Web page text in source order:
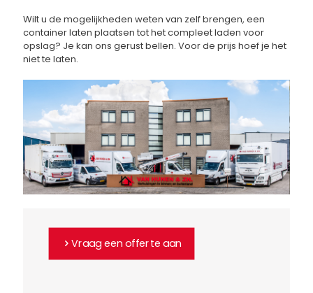
Wilt u de mogelijkheden weten van zelf brengen, een
container laten plaatsen tot het compleet laden voor
opslag? Je kan ons gerust bellen. Voor de prijs hoef je het
niet te laten.
Vraag een offerte aan